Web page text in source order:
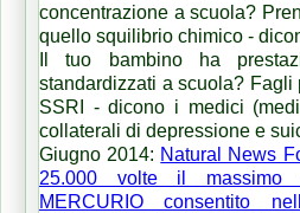
concentrazione a scuola?
quello squilibrio chimico -
Il tuo bambino ha
standardizzati a scuola?
SSRI - dicono i medici
collaterali di depressione e
Giugno 2014: Natural News
25.000 volte il massimo
MERCURIO consentito